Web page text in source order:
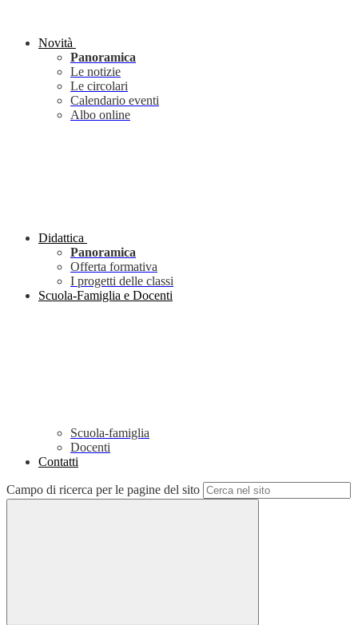
Novità
Panoramica
Le notizie
Le circolari
Calendario eventi
Albo online
Didattica
Panoramica
Offerta formativa
I progetti delle classi
Scuola-Famiglia e Docenti
Scuola-famiglia
Docenti
Contatti
Campo di ricerca per le pagine del sito